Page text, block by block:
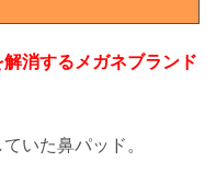
消するメガネブランド
いた鼻パッド。